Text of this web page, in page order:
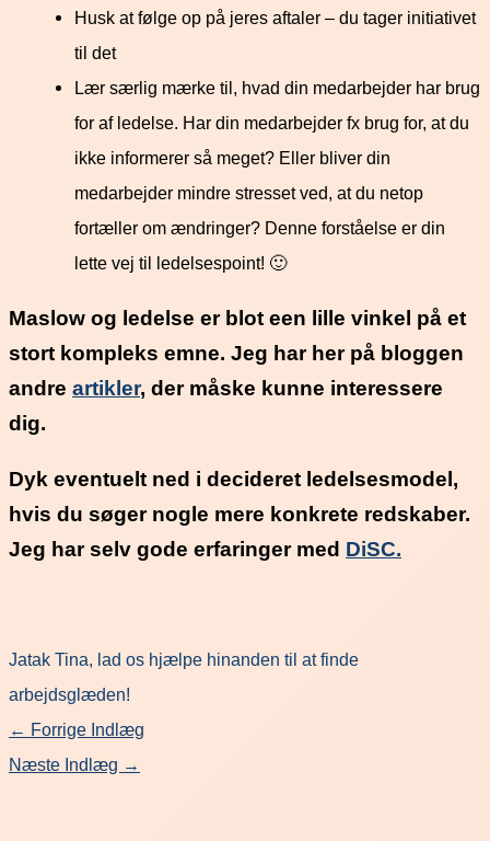
Husk at følge op på jeres aftaler – du tager initiativet
til det
Lær særlig mærke til, hvad din medarbejder har brug
for af ledelse. Har din medarbejder fx brug for, at du
ikke informerer så meget? Eller bliver din
medarbejder mindre stresset ved, at du netop
fortæller om ændringer? Denne forståelse er din
lette vej til ledelsespoint! 🙂
Maslow og ledelse er blot een lille vinkel på et
stort kompleks emne. Jeg har her på bloggen
andre artikler, der måske kunne interessere
dig.
Dyk eventuelt ned i decideret ledelsesmodel,
hvis du søger nogle mere konkrete redskaber.
Jeg har selv gode erfaringer med DiSC.
Jatak Tina, lad os hjælpe hinanden til at finde
arbejdsglæden!
← Forrige Indlæg
Næste Indlæg →